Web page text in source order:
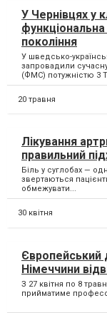
У Чернівцях у
покоління
У шведсько-
запровадили сучасну
(ФМС) потужністю 3
20 травня
Лікування
правильний
Біль у суглобах —
звертаються
обмежувати...
30 квітня
Європейський
Німеччини
З 27 квітня по 8
прийматиме